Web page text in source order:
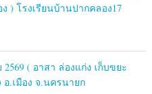
) โรงเรียนบ้านปากคลอง17
( อาสา ล่องแก่ง เก็บขยะ
.เมือง จ.นครนายก